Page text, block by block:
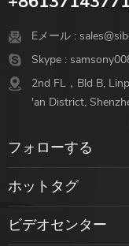
Eメール :
Skype :
2nd FL，Bld B,
'an District,
フォローする
ホットタグ
ビデオセンター